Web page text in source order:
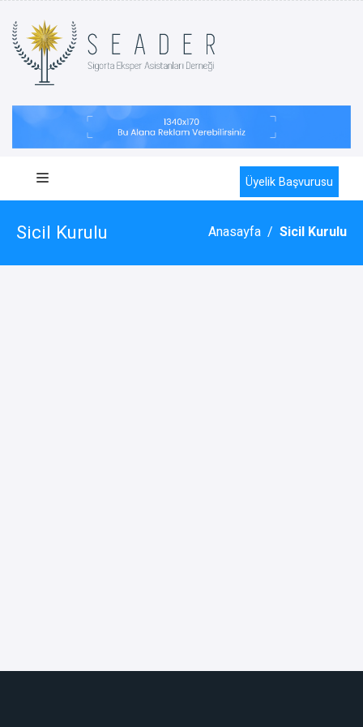
Üyelik Başvurusu
Sicil Kurulu Anasayfa / Sicil Kurulu